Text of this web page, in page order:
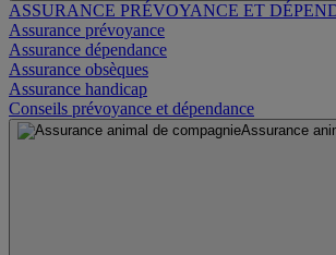
ASSURANCE PRÉVOYANCE ET
Assurance prévoyance
Assurance dépendance
Assurance obsèques
Assurance handicap
Conseils prévoyance et dépendance
Assurance